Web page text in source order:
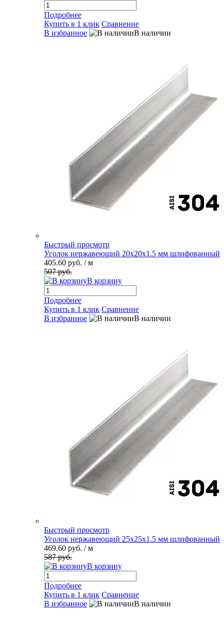
Подробнее
Купить в 1 клик Сравнение
В избранное
В наличии
Быстрый просмотр
Уголок нержавеющий 20х20х1.5 мм шлифованный
405.60 руб. / м
507 руб.
В корзину
Подробнее
Купить в 1 клик Сравнение
В избранное
В наличии
Быстрый просмотр
Уголок нержавеющий 25х25х1.5 мм шлифованный
469.60 руб. / м
587 руб.
В корзину
Подробнее
Купить в 1 клик Сравнение
В избранное
В наличии